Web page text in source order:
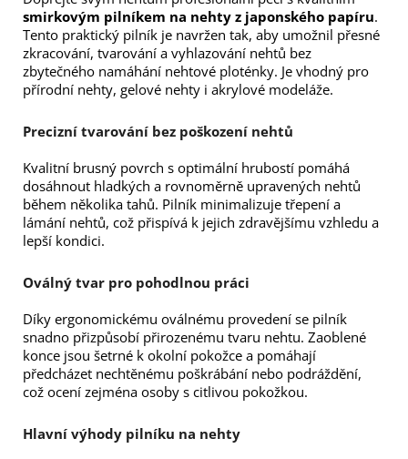
smirkovým pilníkem na nehty z japonského papíru.
Tento praktický pilník je navržen tak, aby umožnil přesné
zkracování, tvarování a vyhlazování nehtů bez
zbytečného namáhání nehtové ploténky. Je vhodný pro
přírodní nehty, gelové nehty i akrylové modeláže.
Precizní tvarování bez poškození nehtů
Kvalitní brusný povrch s optimální hrubostí pomáhá
dosáhnout hladkých a rovnoměrně upravených nehtů
během několika tahů. Pilník minimalizuje třepení a
lámání nehtů, což přispívá k jejich zdravějšímu vzhledu a
lepší kondici.
Oválný tvar pro pohodlnou práci
Díky ergonomickému oválnému provedení se pilník
snadno přizpůsobí přirozenému tvaru nehtu. Zaoblené
konce jsou šetrné k okolní pokožce a pomáhají
předcházet nechtěnému poškrábání nebo podráždění,
což ocení zejména osoby s citlivou pokožkou.
Hlavní výhody pilníku na nehty